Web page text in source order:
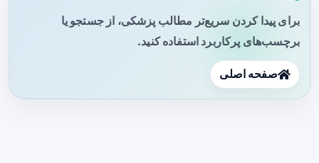
برای پیدا کردن سریع‌تر مطالب پزشکی، از جستجو یا
برچسب‌های پرکاربرد استفاده کنید.
صفحه اصلی